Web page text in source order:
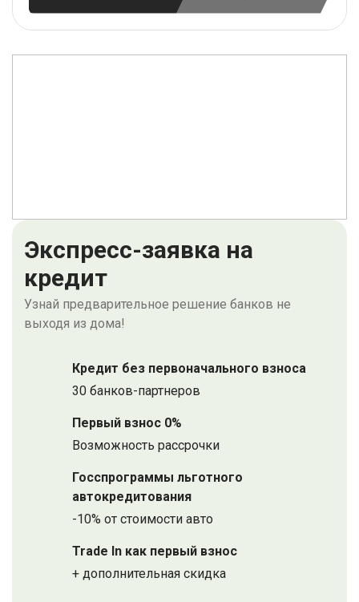
Экспресс-заявка на
кредит
Узнай предварительное решение банков не
выходя из дома!
Кредит без первоначального взноса
30 банков-партнеров
Первый взнос 0%
Возможность рассрочки
Госспрограммы льготного
автокредитования
-10% от стоимости авто
Trade In как первый взнос
+ дополнительная скидка